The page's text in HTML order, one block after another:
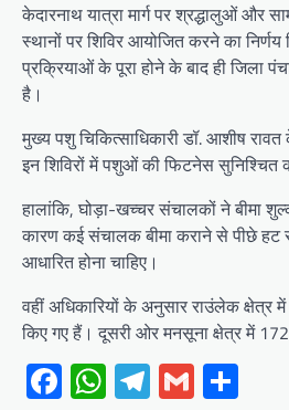
केदारनाथ यात्रा मार्ग पर श्रद्धालुओं और
स्थानों पर शिविर आयोजित करने का
प्रक्रियाओं के पूरा होने के बाद ही जिला
है।
मुख्य पशु चिकित्साधिकारी डॉ. आशीष
इन शिविरों में पशुओं की फिटनेस सुनिश्चित
हालांकि, घोड़ा-खच्चर संचालकों ने बीमा
कारण कई संचालक बीमा कराने से पीछे हट
आधारित होना चाहिए।
वहीं अधिकारियों के अनुसार राउंलेक क्षेत्र
किए गए हैं। दूसरी ओर मनसूना क्षेत्र में 172
Facebook
WhatsApp
Telegram
Gmail